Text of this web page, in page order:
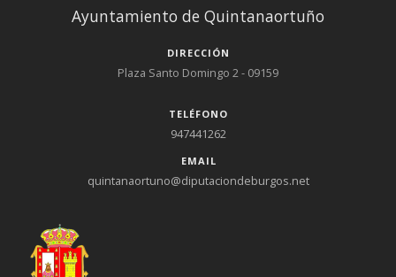
Ayuntamiento de Quintanaortuño
DIRECCIÓN
Plaza Santo Domingo 2 - 09159
TELÉFONO
947441262
EMAIL
quintanaortuno@diputaciondeburgos.net